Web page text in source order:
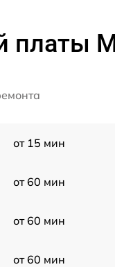
от 15 мин
от 60 мин
от 60 мин
от 60 мин